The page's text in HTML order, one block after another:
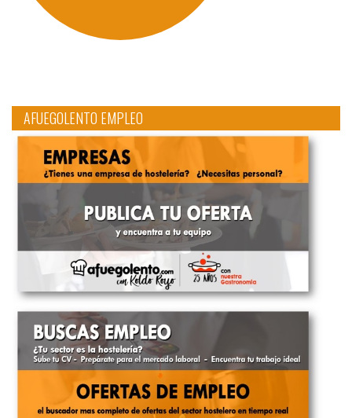
AFUEGOLENTO EMPLEO